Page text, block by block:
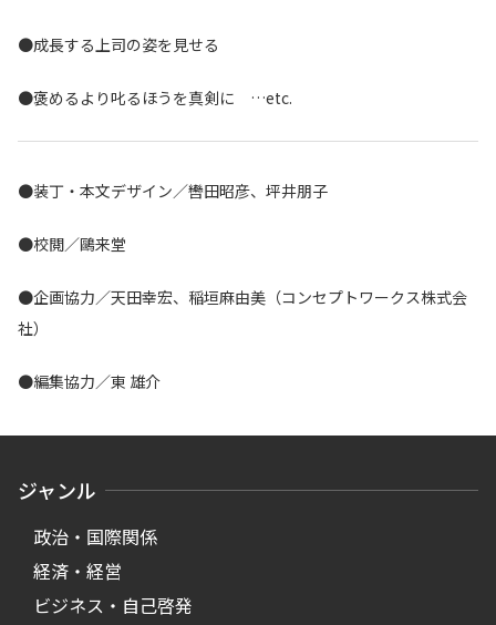
●成長する上司の姿を見せる
●褒めるより叱るほうを真剣に …etc.
●装丁・本文デザイン／轡田昭彦、坪井朋子
●校閲／鷗来堂
●企画協力／天田幸宏、稲垣麻由美（コンセプトワークス株式会
社）
●編集協力／東 雄介
ジャンル
政治・国際関係
経済・経営
ビジネス・自己啓発